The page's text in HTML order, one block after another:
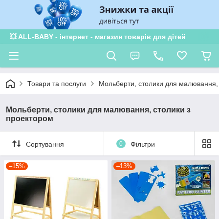
💥 ALL-BABY - інтернет - магазин товарів для дітей
Товари та послуги Мольберти, столики для малювання,
Мольберти, столики для малювання, столики з
проектором
Сортування 0 Фільтри
–15% –13%